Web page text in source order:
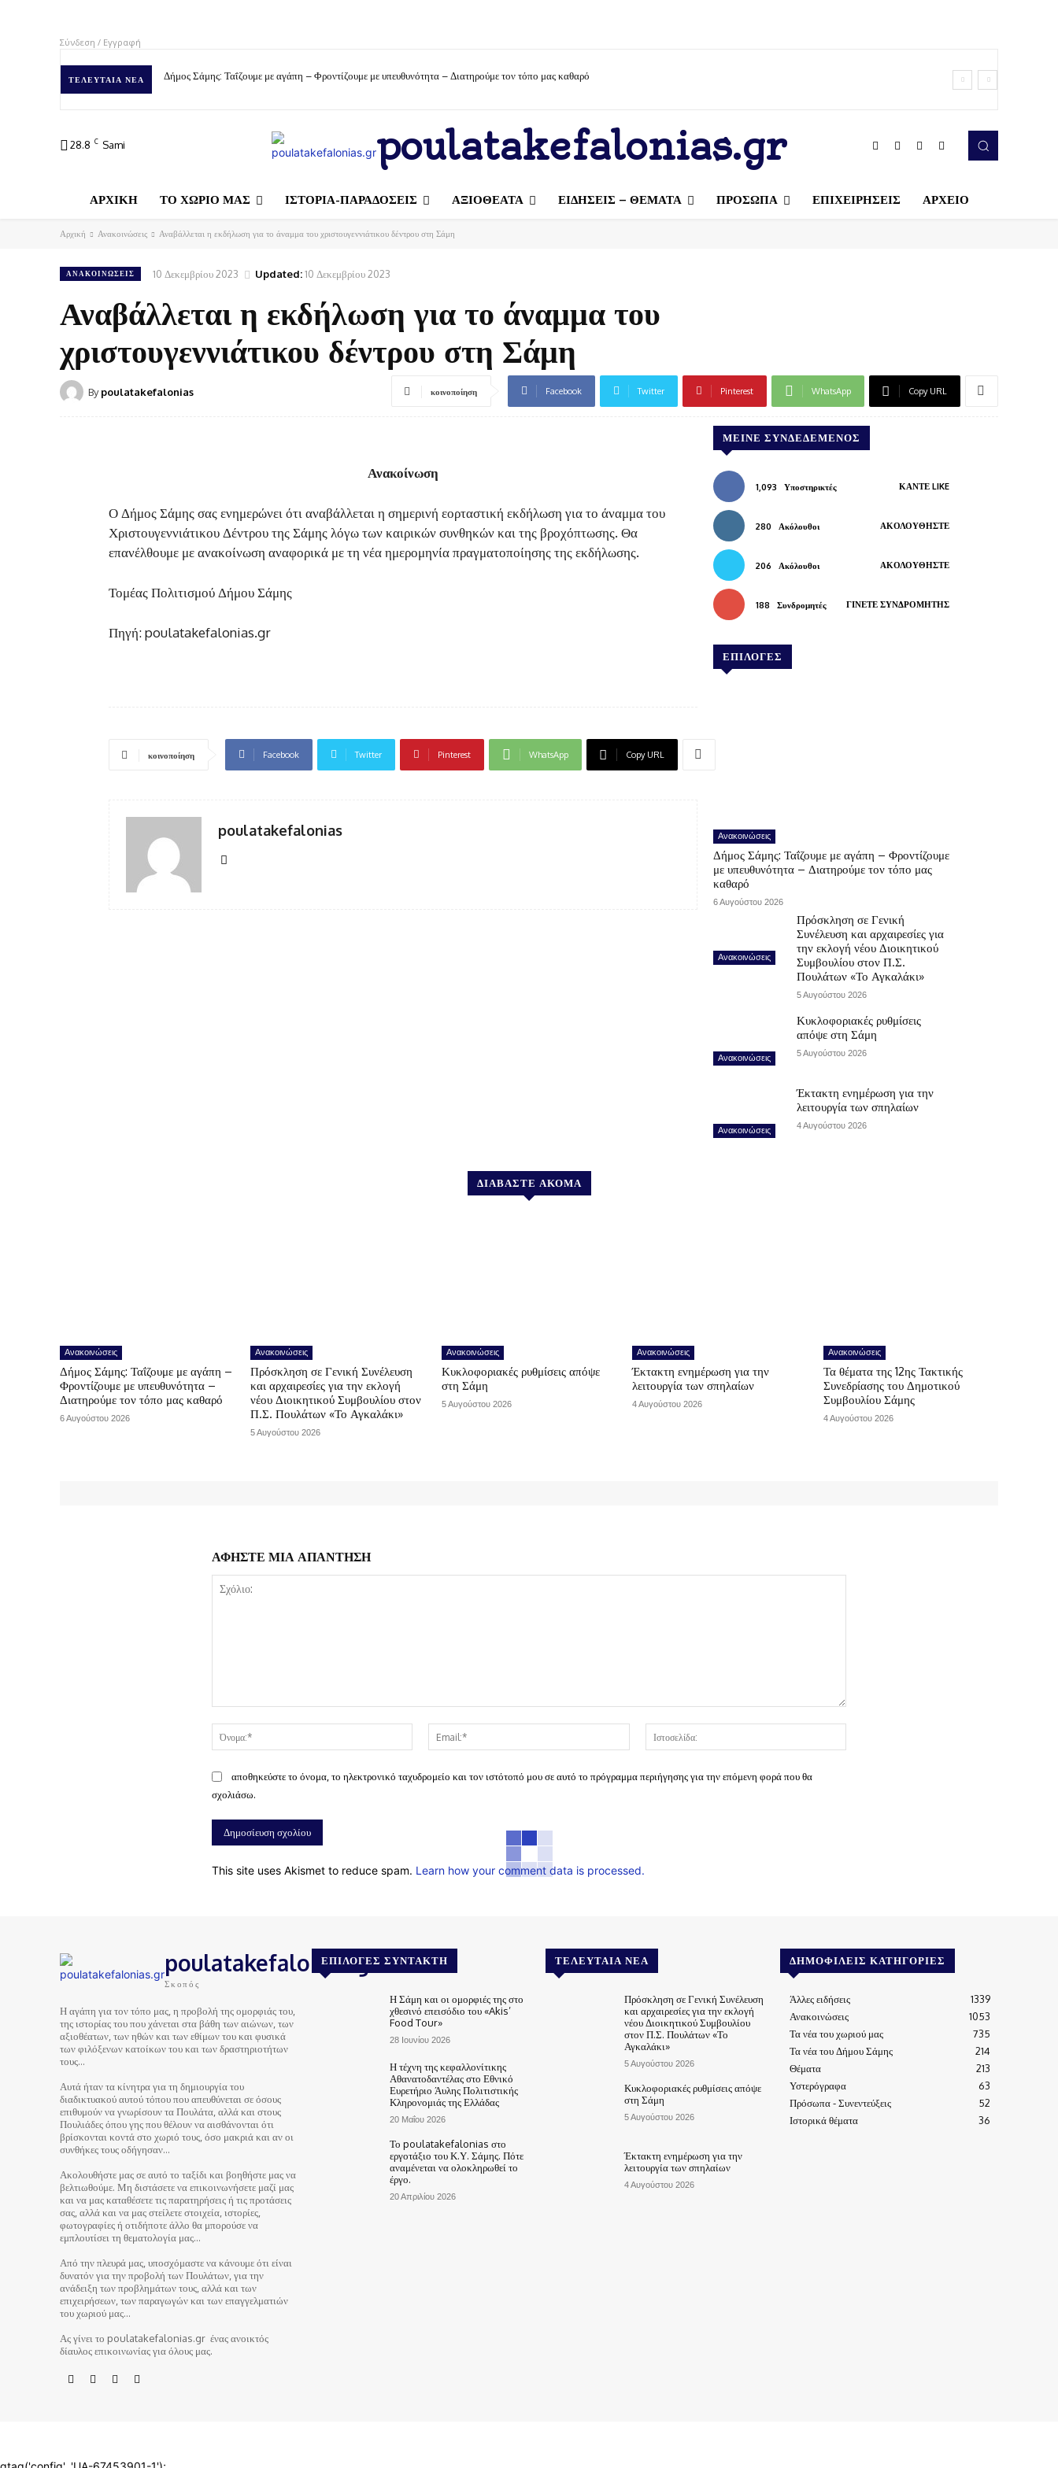
Σύνδεση / Εγγραφή
ΤΕΛΕΥΤΑΊΑ ΝΈΑ Δήμος Σάμης: Ταΐζουμε με αγάπη – Φροντίζουμε με υπευθυνότητα – Διατηρούμε τον τόπο μας καθαρό
28.8 C Sami poulatakefalonias.gr
ΑΡΧΙΚΗ ΤΟ ΧΩΡΙΟ ΜΑΣ ΙΣΤΟΡΙΑ-ΠΑΡΑΔΟΣΕΙΣ ΑΞΙΟΘΕΑΤΑ ΕΙΔΗΣΕΙΣ – ΘΕΜΑΤΑ ΠΡΟΣΩΠΑ ΕΠΙΧΕΙΡΗΣΕΙΣ ΑΡΧΕΙΟ
Αρχική Ανακοινώσεις Αναβάλλεται η εκδήλωση για το άναμμα του χριστουγεννιάτικου δέντρου στη Σάμη
ΑΝΑΚΟΙΝΏΣΕΙΣ 10 Δεκεμβρίου 2023 Updated:10 Δεκεμβρίου 2023
Αναβάλλεται η εκδήλωση για το άναμμα του
χριστουγεννιάτικου δέντρου στη Σάμη
By poulatakefalonias κοινοποίηση Facebook Twitter Pinterest WhatsApp Copy URL
Ανακοίνωση
Ο Δήμος Σάμης σας ενημερώνει ότι αναβάλλεται η σημερινή εορταστική εκδήλωση για το άναμμα του
Χριστουγεννιάτικου Δέντρου της Σάμης λόγω των καιρικών συνθηκών και της βροχόπτωσης. Θα
επανέλθουμε με ανακοίνωση αναφορικά με τη νέα ημερομηνία πραγματοποίησης της εκδήλωσης.
Τομέας Πολιτισμού Δήμου Σάμης
Πηγή: poulatakefalonias.gr
κοινοποίηση Facebook Twitter Pinterest WhatsApp Copy URL
poulatakefalonias
ΜΕΊΝΕ ΣΥΝΔΕΔΕΜΈΝΟΣ
1,093 Υποστηρικτές ΚΆΝΤΕ LIKE
280 Ακόλουθοι ΑΚΟΛΟΥΘΉΣΤΕ
206 Ακόλουθοι ΑΚΟΛΟΥΘΉΣΤΕ
188 Συνδρομητές ΓΊΝΕΤΕ ΣΥΝΔΡΟΜΗΤΉΣ
ΕΠΙΛΟΓΕΣ
Ανακοινώσεις
Δήμος Σάμης: Ταΐζουμε με αγάπη – Φροντίζουμε
με υπευθυνότητα – Διατηρούμε τον τόπο μας
καθαρό
6 Αυγούστου 2026
Ανακοινώσεις
Πρόσκληση σε Γενική
Συνέλευση και αρχαιρεσίες για
την εκλογή νέου Διοικητικού
Συμβουλίου στον Π.Σ.
Πουλάτων «Το Αγκαλάκι»
5 Αυγούστου 2026
Ανακοινώσεις
Κυκλοφοριακές ρυθμίσεις
απόψε στη Σάμη
5 Αυγούστου 2026
Ανακοινώσεις
Έκτακτη ενημέρωση για την
λειτουργία των σπηλαίων
4 Αυγούστου 2026
ΔΙΑΒΑΣΤΕ ΑΚΟΜΑ
Ανακοινώσεις
Δήμος Σάμης: Ταΐζουμε με αγάπη –
Φροντίζουμε με υπευθυνότητα –
Διατηρούμε τον τόπο μας καθαρό
6 Αυγούστου 2026
Ανακοινώσεις
Πρόσκληση σε Γενική Συνέλευση
και αρχαιρεσίες για την εκλογή
νέου Διοικητικού Συμβουλίου στον
Π.Σ. Πουλάτων «Το Αγκαλάκι»
5 Αυγούστου 2026
Ανακοινώσεις
Κυκλοφοριακές ρυθμίσεις απόψε
στη Σάμη
5 Αυγούστου 2026
Ανακοινώσεις
Έκτακτη ενημέρωση για την
λειτουργία των σπηλαίων
4 Αυγούστου 2026
Ανακοινώσεις
Τα θέματα της 12ης Τακτικής
Συνεδρίασης του Δημοτικού
Συμβουλίου Σάμης
4 Αυγούστου 2026
ΑΦΗΣΤΕ ΜΙΑ ΑΠΑΝΤΗΣΗ
Όνομα:*
Email:*
αποθηκεύστε το όνομα, το ηλεκτρονικό ταχυδρομείο και τον ιστότοπό μου σε αυτό το πρόγραμμα περιήγησης για την επόμενη φορά που θα
σχολιάσω.
This site uses Akismet to reduce spam. Learn how your comment data is processed.
poulatakefalonias.gr
Σκοπός
Η αγάπη για τον τόπο μας, η προβολή της ομορφιάς του,
της ιστορίας του που χάνεται στα βάθη των αιώνων, των
αξιοθέατων, των ηθών και των εθίμων του και φυσικά
των φιλόξενων κατοίκων του και των δραστηριοτήτων
τους…
Αυτά ήταν τα κίνητρα για τη δημιουργία του
διαδικτυακού αυτού τόπου που απευθύνεται σε όσους
επιθυμούν να γνωρίσουν τα Πουλάτα, αλλά και στους
Πουλιάδες όπου γης που θέλουν να αισθάνονται ότι
βρίσκονται κοντά στο χωριό τους, όσο μακριά και αν οι
συνθήκες τους οδήγησαν…
Ακολουθήστε μας σε αυτό το ταξίδι και βοηθήστε μας να
βελτιωθούμε. Μη διστάσετε να επικοινωνήσετε μαζί μας
και να μας καταθέσετε τις παρατηρήσεις ή τις προτάσεις
σας, αλλά και να μας στείλετε στοιχεία, ιστορίες,
φωτογραφίες ή οτιδήποτε άλλο θα μπορούσε να
εμπλουτίσει τη θεματολογία μας…
Από την πλευρά μας, υποσχόμαστε να κάνουμε ότι είναι
δυνατόν για την προβολή των Πουλάτων, για την
ανάδειξη των προβλημάτων τους, αλλά και των
επιχειρήσεων, των παραγωγών και των επαγγελματιών
του χωριού μας…
Ας γίνει το poulatakefalonias.gr ένας ανοικτός
δίαυλος επικοινωνίας για όλους μας.
ΕΠΙΛΟΓΈΣ ΣΥΝΤΆΚΤΗ
Η Σάμη και οι ομορφιές της στο
χθεσινό επεισόδιο του «Akis’
Food Tour»
28 Ιουνίου 2026
Η τέχνη της κεφαλλονίτικης
Αθανατοδαντέλας στο Εθνικό
Ευρετήριο Άυλης Πολιτιστικής
Κληρονομιάς της Ελλάδας
20 Μαΐου 2026
Το poulatakefalonias στο
εργοτάξιο του Κ.Υ. Σάμης. Πότε
αναμένεται να ολοκληρωθεί το
έργο.
20 Απριλίου 2026
ΤΕΛΕΥΤΑΊΑ ΝΈΑ
Πρόσκληση σε Γενική Συνέλευση
και αρχαιρεσίες για την εκλογή
νέου Διοικητικού Συμβουλίου
στον Π.Σ. Πουλάτων «Το
Αγκαλάκι»
5 Αυγούστου 2026
Κυκλοφοριακές ρυθμίσεις απόψε
στη Σάμη
5 Αυγούστου 2026
Έκτακτη ενημέρωση για την
λειτουργία των σπηλαίων
4 Αυγούστου 2026
ΔΗΜΟΦΙΛΕΊΣ ΚΑΤΗΓΟΡΊΕΣ
Άλλες ειδήσεις
1339
Ανακοινώσεις
1053
Τα νέα του χωριού μας
735
Τα νέα του Δήμου Σάμης
214
Θέματα
213
Υστερόγραφα
63
Πρόσωπα - Συνεντεύξεις
52
Ιστορικά θέματα
36